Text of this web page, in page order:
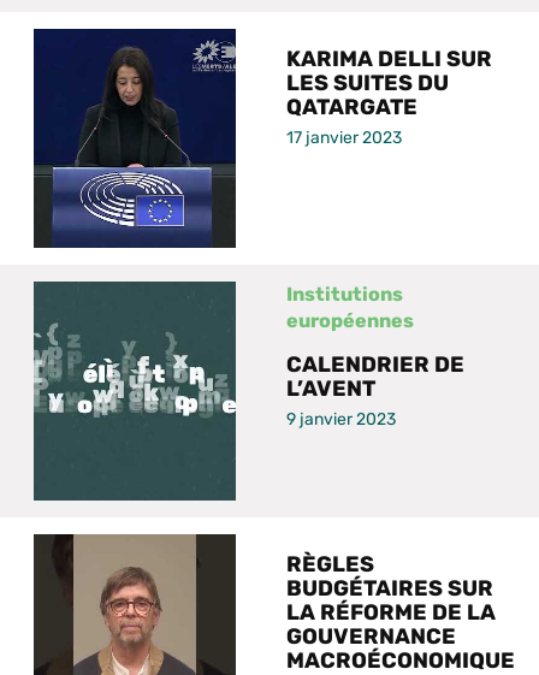
KARIMA DELLI SUR
LES SUITES DU
QATARGATE
17 janvier 2023
Institutions
européennes
CALENDRIER DE
L’AVENT
9 janvier 2023
RÈGLES
BUDGÉTAIRES SUR
LA RÉFORME DE LA
GOUVERNANCE
MACROÉCONOMIQUE